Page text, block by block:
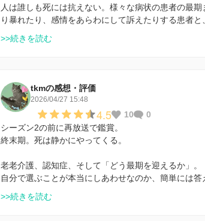
人は誰しも死には抗えない。様々な病状の患者の最
り暴れたり、感情をあらわにして訴えたりする患者と
>>続きを読む
tkmの感想・評価
2026/04/27 15:48
4.5 10
0
シーズン2の前に再放送で鑑賞。
終末期。死は静かにやってくる。
老老介護、認知症、そして「どう最期を迎えるか」。
自分で選ぶことが本当にしあわせなのか、簡単には
>>続きを読む